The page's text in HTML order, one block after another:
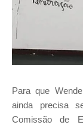
Para que
ainda precisa
Comissão de